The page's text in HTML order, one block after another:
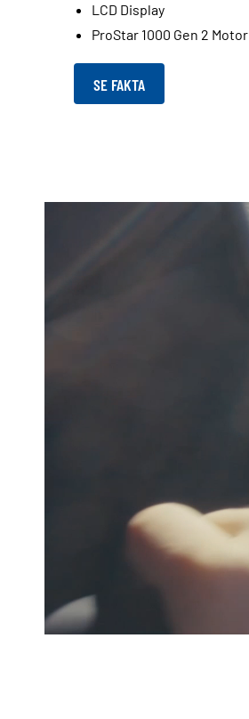
LCD Display
ProStar 1000 Gen 2 Motor
SE FAKTA